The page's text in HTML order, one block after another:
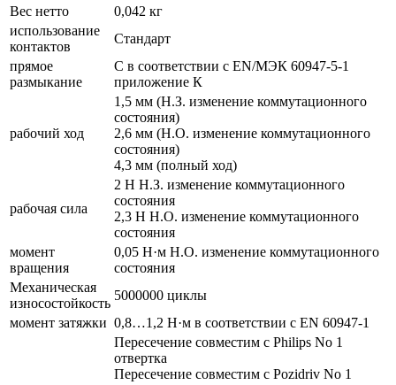
Вес нетто
0,042 кг
использование
контактов
Стандарт
прямое
размыкание
С в соответствии с EN/МЭК 60947-5-1
приложение К
рабочий ход
1,5 мм (Н.З. изменение коммутационного
состояния)
2,6 мм (Н.О. изменение коммутационного
состояния)
4,3 мм (полный ход)
рабочая сила
2 Н Н.З. изменение коммутационного
состояния
2,3 Н Н.О. изменение коммутационного
состояния
момент
вращения
0,05 Н·м Н.О. изменение коммутационного
состояния
Механическая
износостойкость
5000000 циклы
момент затяжки 0,8…1,2 Н·м в соответствии с EN 60947-1
Пересечение совместим с Philips No 1
отвертка
Пересечение совместим с Pozidriv No 1